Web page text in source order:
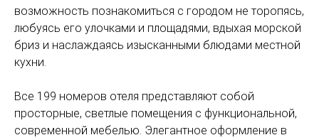
возможность познакомиться с городом не торопясь,
любуясь его улочками и площадями, вдыхая морской
бриз и наслаждаясь изысканными блюдами местной
кухни.
Все 199 номеров отеля представляют собой
просторные, светлые помещения с функциональной,
современной мебелью. Элегантное оформление в